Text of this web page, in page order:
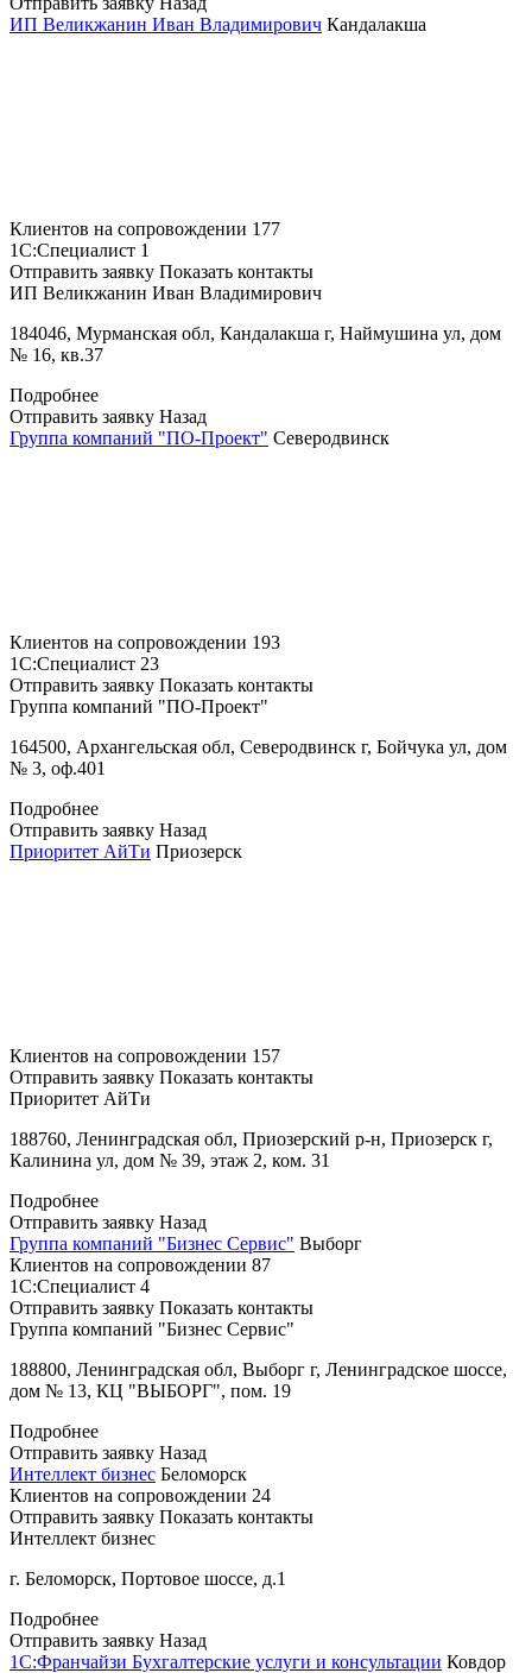
ИП Великжанин Иван Владимирович Кандалакша
Клиентов на сопровождении 177
1С:Специалист 1
Отправить заявку Показать контакты
ИП Великжанин Иван Владимирович
184046, Мурманская обл, Кандалакша г, Наймушина ул, дом
№ 16, кв.37
Подробнее
Отправить заявку Назад
Группа компаний "ПО-Проект" Северодвинск
Клиентов на сопровождении 193
1С:Специалист 23
Отправить заявку Показать контакты
Группа компаний "ПО-Проект"
164500, Архангельская обл, Северодвинск г, Бойчука ул, дом
№ 3, оф.401
Подробнее
Отправить заявку Назад
Приоритет АйТи Приозерск
Клиентов на сопровождении 157
Отправить заявку Показать контакты
Приоритет АйТи
188760, Ленинградская обл, Приозерский р-н, Приозерск г,
Калинина ул, дом № 39, этаж 2, ком. 31
Подробнее
Отправить заявку Назад
Группа компаний "Бизнес Сервис" Выборг
Клиентов на сопровождении 87
1С:Специалист 4
Отправить заявку Показать контакты
Группа компаний "Бизнес Сервис"
188800, Ленинградская обл, Выборг г, Ленинградское шоссе,
дом № 13, КЦ "ВЫБОРГ", пом. 19
Подробнее
Отправить заявку Назад
Интеллект бизнес Беломорск
Клиентов на сопровождении 24
Отправить заявку Показать контакты
Интеллект бизнес
г. Беломорск, Портовое шоссе, д.1
Подробнее
Отправить заявку Назад
1С:Франчайзи Бухгалтерские услуги и консультации Ковдор